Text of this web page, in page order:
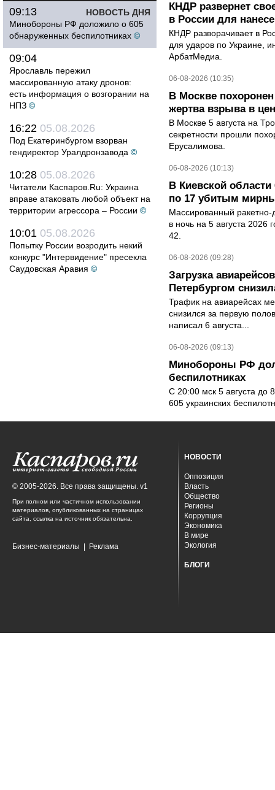
НОВОСТЬ ДНЯ
09:13
Минобороны РФ доложило о 605
обнаруженных беспилотниках ©
09:04
Ярославль пережил
массированную атаку дронов:
есть информация о возгорании на
НПЗ ©
16:22 05.08.2026
Под Екатеринбургом взорван
гендиректор Уралдронзавода ©
10:28 05.08.2026
Читатели Каспаров.Ru: Украина
вправе атаковать любой объект на
территории агрессора – России ©
10:01 05.08.2026
Попытку России возродить некий
конкурс "Интервидение" пресекла
Саудовская Аравия ©
КНДР развернет
в России для
КНДР разворачивает в
для ударов по Украине,
АрбатМедиа.
06-08-2026 (10:35)
В Москве
жертва взрыва в
В Москве 5 августа на
секретности прошли
Ерусалимова.
06-08-2026 (10:13)
В Киевской
по 17 убитым
Массированный ракетно-
в ночь на 5 августа 2026
42.
06-08-2026 (09:28)
Загрузка
Петербургом
Трафик на авиарейсах
снизился за первую
написал 6 августа...
06-08-2026 (09:13)
Минобороны РФ
беспилотниках
С 20:00 мск 5 августа до
605 украинских
© 2005-2026. Все права защищены. v1
При полном или частичном использовании
материалов, опубликованных на страницах
сайта, ссылка на источник обязательна.
Бизнес-материалы Реклама
НОВОСТИ
Оппозиция
Власть
Общество
Регионы
Коррупция
Экономика
В мире
Экология
БЛОГИ